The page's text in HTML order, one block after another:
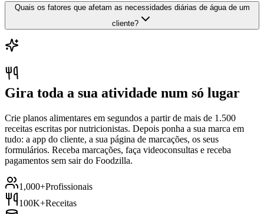
Quais os fatores que afetam as necessidades diárias de água de um
cliente?
Gira toda a sua atividade num só lugar
Crie planos alimentares em segundos a partir de mais de 1.500
receitas escritas por nutricionistas. Depois ponha a sua marca em
tudo: a app do cliente, a sua página de marcações, os seus
formulários. Receba marcações, faça videoconsultas e receba
pagamentos sem sair do Foodzilla.
1,000+Profissionais
100K+Receitas